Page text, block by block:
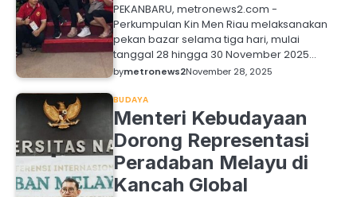
PEKANBARU, metronews2.com -
Perkumpulan Kin Men Riau melaksanakan
pekan bazar selama tiga hari, mulai
tanggal 28 hingga 30 November 2025…
bymetronews2November 28, 2025
BUDAYA
Menteri Kebudayaan
Dorong Representasi
Peradaban Melayu di
Kancah Global